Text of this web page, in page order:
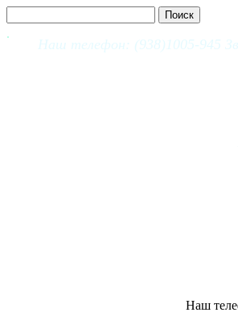
Наш телефон: (938)1005-945
Наш